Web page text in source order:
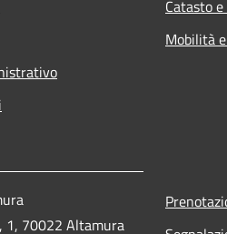
Catasto
Mobilità
1, 70022 Altamura